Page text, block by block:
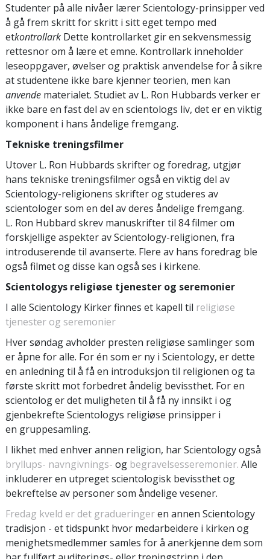
Studenter på alle nivåer lærer Scientology-prinsipper ved
å gå frem skritt for skritt i sitt eget tempo med
etkontrollark Dette kontrollarket gir en sekvensmessig
rettesnor om å lære et emne. Kontrollark inneholder
leseoppgaver, øvelser og praktisk anvendelse for å sikre
at studentene ikke bare kjenner teorien, men kan
anvende materialet. Studiet av L. Ron Hubbards verker er
ikke bare en fast del av en scientologs liv, det er en viktig
komponent i hans åndelige fremgang.
Tekniske treningsfilmer
Utover L. Ron Hubbards skrifter og foredrag, utgjør
hans tekniske treningsfilmer også en viktig del av
Scientology-religionens skrifter og studeres av
scientologer som en del av deres åndelige fremgang.
L. Ron Hubbard skrev manuskrifter til 84 filmer om
forskjellige aspekter av Scientology-religionen, fra
introduserende til avanserte. Flere av hans foredrag ble
også filmet og disse kan også ses i kirkene.
Scientologys religiøse tjenester og seremonier
I alle Scientology Kirker finnes et kapell til religiøse
tjenester og seremonier
Hver søndag avholder presten religiøse samlinger som
er åpne for alle. For én som er ny i Scientology, er dette
en anledning til å få en introduksjon til religionen og ta
første skritt mot forbedret åndelig bevissthet. For en
scientolog er det muligheten til å få ny innsikt i og
gjenbekrefte Scientologys religiøse prinsipper i
en gruppesamling.
I likhet med enhver annen religion, har Scientology også
bryllups- navngivnings- og begravelsesseremonier. Alle
inkluderer en utpreget scientologisk bevissthet og
bekreftelse av personer som åndelige vesener.
Fredag kveld er det gradueringeren annen Scientology
tradisjon - et tidspunkt hvor medarbeidere i kirken og
menighetsmedlemmer samles for å anerkjenne dem som